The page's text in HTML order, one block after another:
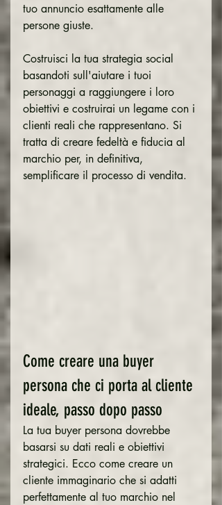
tuo annuncio esattamente alle
persone giuste.
Costruisci la tua strategia social
basandoti sull'aiutare i tuoi
personaggi a raggiungere i loro
obiettivi e costruirai un legame con i
clienti reali che rappresentano. Si
tratta di creare fedeltà e fiducia al
marchio per, in definitiva,
semplificare il processo di vendita.
Come creare una buyer
persona che ci porta al cliente
ideale, passo dopo passo
La tua buyer persona dovrebbe
basarsi su dati reali e obiettivi
strategici. Ecco come creare un
cliente immaginario che si adatti
perfettamente al tuo marchio nel